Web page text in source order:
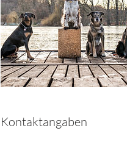
Kontaktangaben